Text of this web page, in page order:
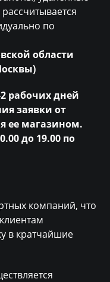
по
области
рабочих дней
заявки от
ее магазином.
до 19.00 по
компаний, что
в кратчайшие